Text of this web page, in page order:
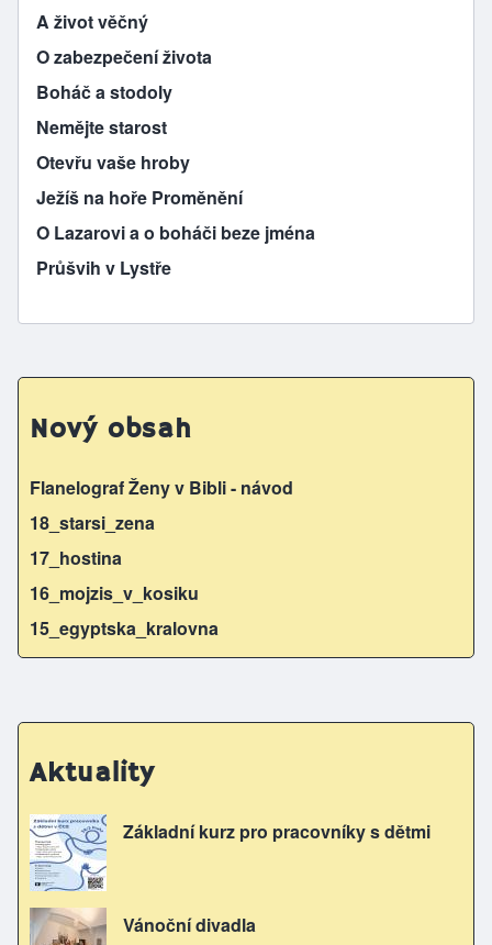
A život věčný
O zabezpečení života
Boháč a stodoly
Nemějte starost
Otevřu vaše hroby
Ježíš na hoře Proměnění
O Lazarovi a o boháči beze jména
Průšvih v Lystře
Nový obsah
Flanelograf Ženy v Bibli - návod
18_starsi_zena
17_hostina
16_mojzis_v_kosiku
15_egyptska_kralovna
Aktuality
Základní kurz pro pracovníky s dětmi
Vánoční divadla